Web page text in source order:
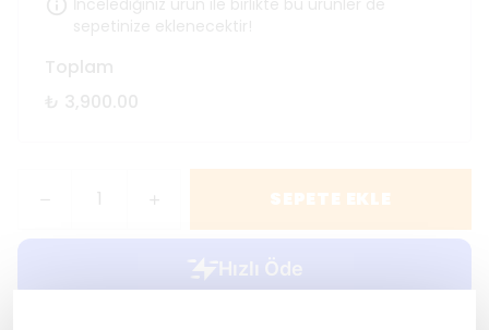
SEPETE EKLE